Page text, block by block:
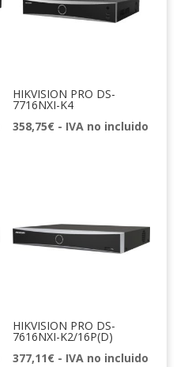
HIKVISION PRO DS-
7716NXI-K4
358,75€ - IVA no incluido
HIKVISION PRO DS-
7616NXI-K2/16P(D)
377,11€ - IVA no incluido